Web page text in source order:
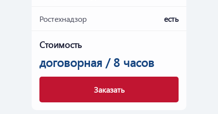
Ростехнадзор есть
Стоимость
договорная / 8 часов
Заказать